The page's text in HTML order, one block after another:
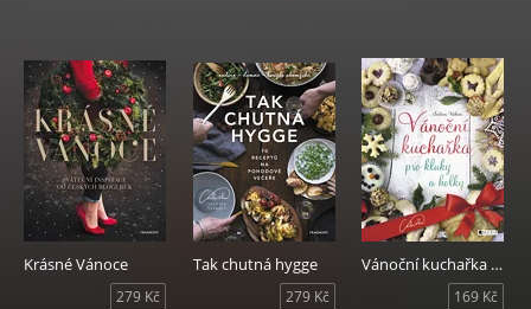
Krásné Vánoce
279 Kč
Tak chutná hygge
279 Kč
Vánoční kuchařka pro kluky a holky
169 Kč